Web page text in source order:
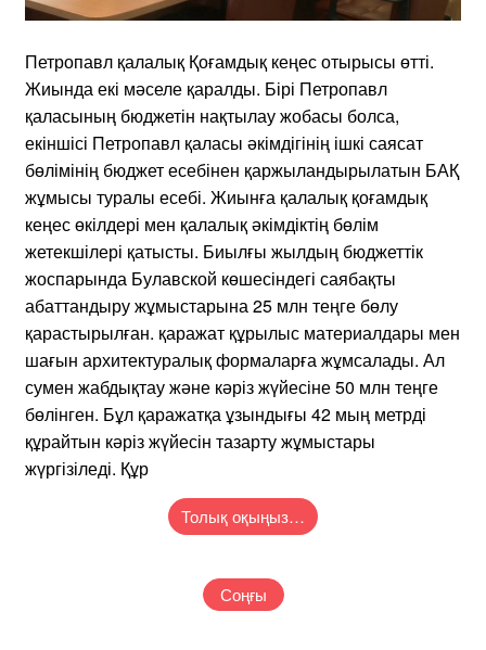
Петропавл қалалық Қоғамдық кеңес отырысы өтті.
Жиында екі мәселе қаралды. Бірі Петропавл
қаласының бюджетін нақтылау жобасы болса,
екіншісі Петропавл қаласы әкімдігінің ішкі саясат
бөлімінің бюджет есебінен қаржыландырылатын БАҚ
жұмысы туралы есебі. Жиынға қалалық қоғамдық
кеңес өкілдері мен қалалық әкімдіктің бөлім
жетекшілері қатысты. Биылғы жылдың бюджеттік
жоспарында Булавской көшесіндегі саябақты
абаттандыру жұмыстарына 25 млн теңге бөлу
қарастырылған. қаражат құрылыс материалдары мен
шағын архитектуралық формаларға жұмсалады. Ал
сумен жабдықтау және кәріз жүйесіне 50 млн теңге
бөлінген. Бұл қаражатқа ұзындығы 42 мың метрді
құрайтын кәріз жүйесін тазарту жұмыстары
жүргізіледі. Құр
Толық оқыңыз…
Соңғы